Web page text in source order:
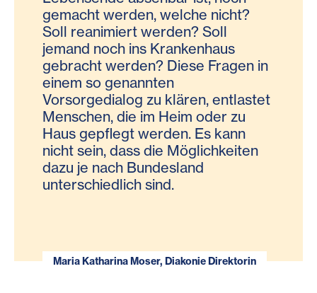
gemacht werden, welche nicht?
Soll reanimiert werden? Soll
jemand noch ins Krankenhaus
gebracht werden? Diese Fragen in
einem so genannten
Vorsorgedialog zu klären, entlastet
Menschen, die im Heim oder zu
Haus gepflegt werden. Es kann
nicht sein, dass die Möglichkeiten
dazu je nach Bundesland
unterschiedlich sind.
Maria Katharina Moser, Diakonie Direktorin